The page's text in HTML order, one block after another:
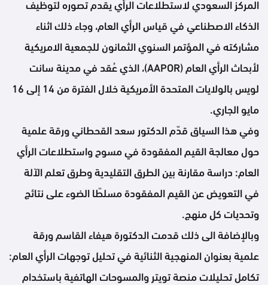
المركز السعودي لاستطلاعات الرأي يقدم تصوره لتوظيف
الذكاء الاصطناعي في قياس الرأي العام، وجاء ذلك اثناء
مشاركته في المؤتمر السنوي الثمانون للجمعية الامريكية
لأبحاث الرأي العام (⁦‪AAPOR‬⁩)، الذي عُقد في مدينة سانت
لويس بالولايات المتحدة الأمريكية خلال الفترة من 14 إلى 16
مايو الجاري.
وفي هذا السياق قدّم الدكتور سعد القحطاني ورقة علمية
حول معالجة القيم المفقودة في مسوح واستطلاعات الرأي
العام: دراسة مقارنة بين الطرق التقليدية وطرق تعلم الآلة
في التعويض عن القيم المفقودة مسلطًا الضوء على نتائج
وتحديات كل منهج.
وبالإضافة الى ذلك قدمت الدكتورة هيفاء القاسم ورقة
علمية بعنوان المنهجية الثنائية في تحليل توجهات الرأي العام:
تكامل تحليلات منصة تويتر والمسوحات الهاتفية باستخدام